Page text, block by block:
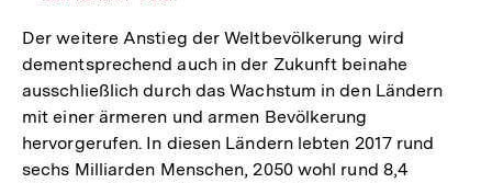
Der weitere Anstieg der Weltbevölkerung wird
dementsprechend auch in der Zukunft beinahe
ausschließlich durch das Wachstum in den Ländern
mit einer ärmeren und armen Bevölkerung
hervorgerufen. In diesen Ländern lebten 2017 rund
sechs Milliarden Menschen, 2050 wohl rund 8,4